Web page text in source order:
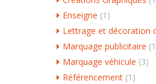
Enseigne (1)
Lettrage et décoration
Marquage publicitaire
Marquage véhicule (3)
Référencement (1)